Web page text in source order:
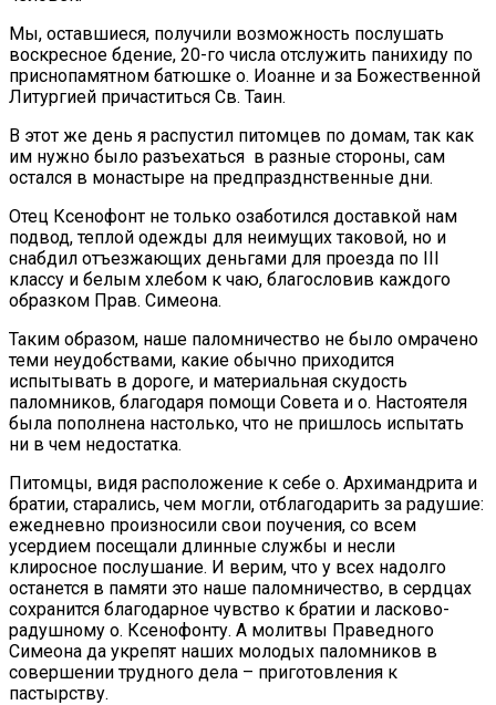
Мы, оставшиеся, получили возможность послушать
воскресное бдение, 20-го числа отслужить панихиду по
приснопамятном батюшке о. Иоанне и за Божественной
Литургией причаститься Св. Таин.
В этот же день я распустил питомцев по домам, так как
им нужно было разъехаться в разные стороны, сам
остался в монастыре на предпразднственные дни.
Отец Ксенофонт не только озаботился доставкой нам
подвод, теплой одежды для неимущих таковой, но и
снабдил отъезжающих деньгами для проезда по III
классу и белым хлебом к чаю, благословив каждого
образком Прав. Симеона.
Таким образом, наше паломничество не было омрачено
теми неудобствами, какие обычно приходится
испытывать в дороге, и материальная скудость
паломников, благодаря помощи Совета и о. Настоятеля
была пополнена настолько, что не пришлось испытать
ни в чем недостатка.
Питомцы, видя расположение к себе о. Архимандрита и
братии, старались, чем могли, отблагодарить за радушие:
ежедневно произносили свои поучения, со всем
усердием посещали длинные службы и несли
клиросное послушание. И верим, что у всех надолго
останется в памяти это наше паломничество, в сердцах
сохранится благодарное чувство к братии и ласково-
радушному о. Ксенофонту. А молитвы Праведного
Симеона да укрепят наших молодых паломников в
совершении трудного дела – приготовления к
пастырству.